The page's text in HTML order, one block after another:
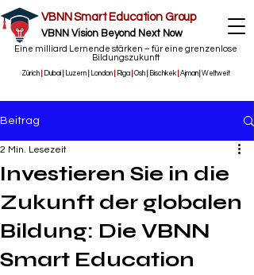
VBNN Smart Education Group
VBNN Vision Beyond Next Now
Eine milliard Lernende stärken – für eine grenzenlose
Bildungszukunft
Zürich Dubai Luzern London Riga Osh Bischkek Ajman |Weltweit
Beitrag
Investieren Sie in die
Zukunft der globalen
Bildung: Die VBNN
Smart Education
2 Min. Lesezeit